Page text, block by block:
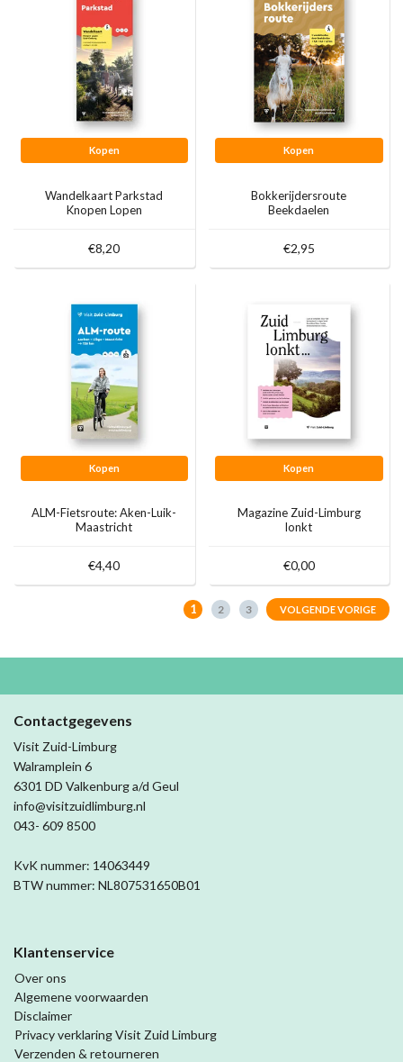
Kopen
Wandelkaart Parkstad
Knopen Lopen
€8,20
Kopen
Bokkerijdersroute
Beekdaelen
€2,95
Kopen
ALM-Fietsroute: Aken-Luik-
Maastricht
€4,40
Kopen
Magazine Zuid-Limburg
lonkt
€0,00
1 2 3 VOLGENDE VORIGE
Contactgegevens
Visit Zuid-Limburg
Walramplein 6
6301 DD Valkenburg a/d Geul
info@visitzuidlimburg.nl
043- 609 8500
KvK nummer: 14063449
BTW nummer: NL807531650B01
Klantenservice
Over ons
Algemene voorwaarden
Disclaimer
Privacy verklaring Visit Zuid Limburg
Verzenden & retourneren